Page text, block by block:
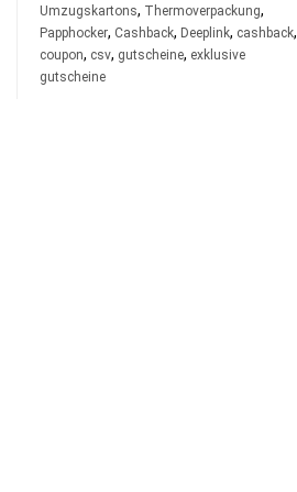
Umzugskartons, Thermoverpackung,
Papphocker, Cashback, Deeplink, cashback,
coupon, csv, gutscheine, exklusive
gutscheine